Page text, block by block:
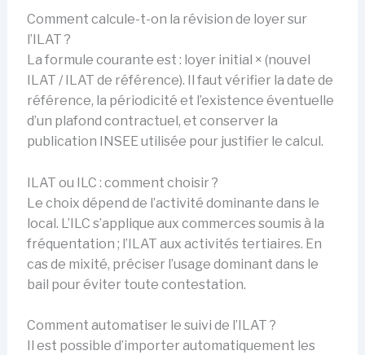
Comment calcule-t-on la révision de loyer sur
l’ILAT ?
La formule courante est : loyer initial × (nouvel
ILAT / ILAT de référence). Il faut vérifier la date de
référence, la périodicité et l’existence éventuelle
d’un plafond contractuel, et conserver la
publication INSEE utilisée pour justifier le calcul.
ILAT ou ILC : comment choisir ?
Le choix dépend de l’activité dominante dans le
local. L’ILC s’applique aux commerces soumis à la
fréquentation ; l’ILAT aux activités tertiaires. En
cas de mixité, préciser l’usage dominant dans le
bail pour éviter toute contestation.
Comment automatiser le suivi de l’ILAT ?
Il est possible d’importer automatiquement les